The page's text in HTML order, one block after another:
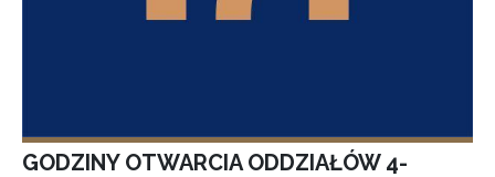
GODZINY OTWARCIA ODDZIAŁÓW 4-